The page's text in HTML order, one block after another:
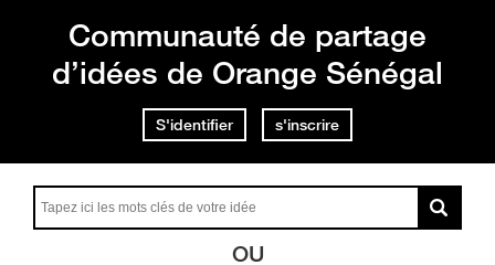
Communauté de partage
d’idées de Orange Sénégal
S'identifier s'inscrire
OU